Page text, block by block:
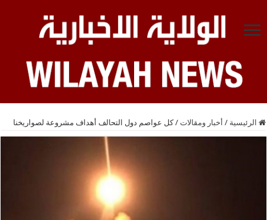
الرئيسية / أخبار ومقالات / كل عواصم دول التحالف أهداف مشروعة لصواريخنا